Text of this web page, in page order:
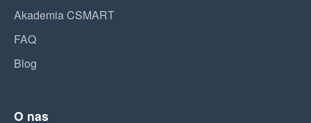
Akademia CSMART
FAQ
Blog
O nas